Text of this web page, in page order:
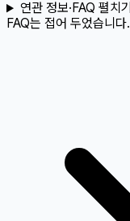
연관 정보·FAQ 펼치기
FAQ는 접어 두었습니다.